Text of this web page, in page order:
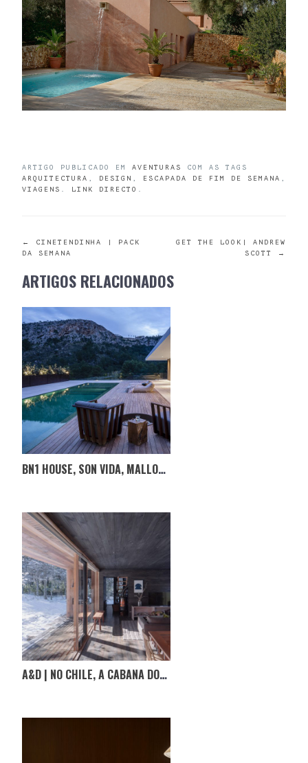
ARTIGO PUBLICADO EM AVENTURAS
COM AS TAGS
ARQUITECTURA
DESIGN ESCAPADA DE FIM DE SEMANA
VIAGENS
LINK DIRECTO
POST
NAVIGATION
←
CINETENDINHA | PACK
DA SEMANA
GET THE LOOK| ANDREW
SCOTT
→
ARTIGOS RELACIONADOS
BN1 HOUSE, SON VIDA, MALLORCA, ESPANHA
A&D | NO CHILE, A CABANA DOS IRAGÜEN VIÑUELA